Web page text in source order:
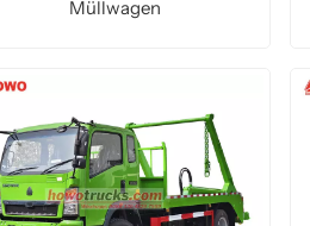
Müllwagen